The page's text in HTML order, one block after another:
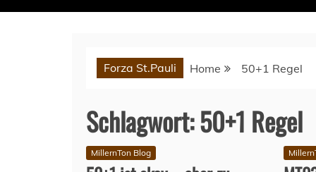
Forza St.Pauli Home 50+1 Regel
Schlagwort:50+1 Regel
MillernTon Blog